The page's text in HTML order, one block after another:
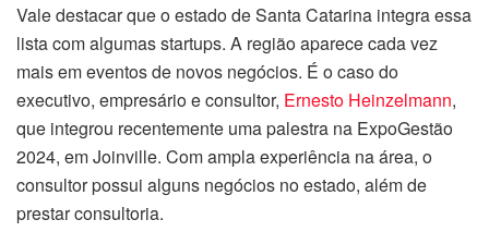
Vale destacar que o estado de Santa Catarina integra essa
lista com algumas startups. A região aparece cada vez
mais em eventos de novos negócios. É o caso do
executivo, empresário e consultor, Ernesto Heinzelmann,
que integrou recentemente uma palestra na ExpoGestão
2024, em Joinville. Com ampla experiência na área, o
consultor possui alguns negócios no estado, além de
prestar consultoria.